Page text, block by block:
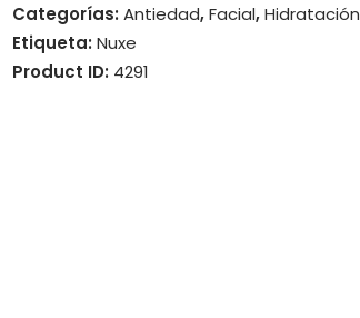
Categorías:Antiedad,Facial,Hidratación
Etiqueta:Nuxe
Product ID: 4291